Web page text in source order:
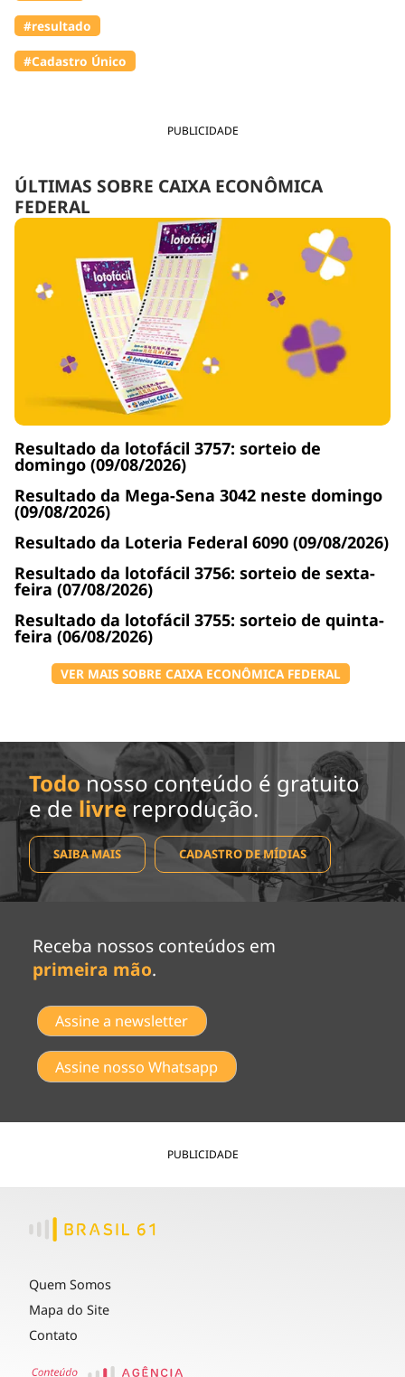
PUBLICIDADE
ÚLTIMAS SOBRE CAIXA ECONÔMICA
FEDERAL
Resultado da lotofácil 3757: sorteio de
domingo (09/08/2026)
Resultado da Mega-Sena 3042 neste domingo
(09/08/2026)
Resultado da Loteria Federal 6090 (09/08/2026)
Resultado da lotofácil 3756: sorteio de sexta-
feira (07/08/2026)
Resultado da lotofácil 3755: sorteio de quinta-
feira (06/08/2026)
VER MAIS SOBRE CAIXA ECONÔMICA FEDERAL
#resultado
#Cadastro Único
Todo nosso conteúdo é gratuito
e de livrereprodução.
SAIBA MAIS CADASTRO DE MÍDIAS
Receba nossos conteúdos em
primeira mão.
Assine a newsletter
Assine nosso Whatsapp
PUBLICIDADE
Quem Somos
Mapa do Site
Contato